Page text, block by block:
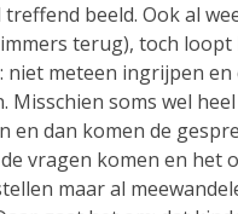
treffend beeld. Ook al
terug), toch
niet meteen ingrijpen
Misschien soms wel
en dan komen de
vragen komen en het
maar al